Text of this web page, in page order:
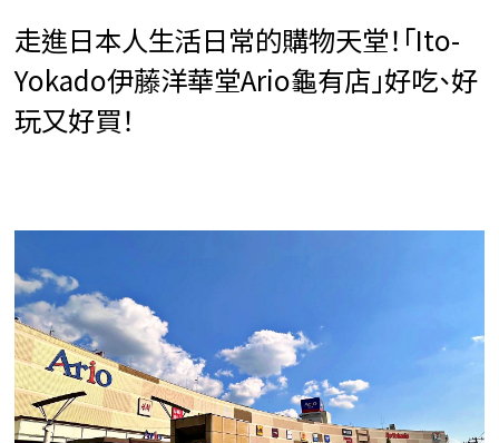
走進日本人生活日常的購物天堂！「Ito-
Yokado伊藤洋華堂Ario龜有店」好吃、好
玩又好買！